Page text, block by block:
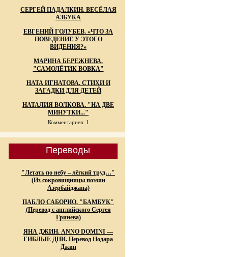
СЕРГЕЙ ПАДАЛКИН. ВЕСЁЛАЯ
АЗБУКА
ЕВГЕНИЙ ГОЛУБЕВ. «ЧТО ЗА
ПОВЕДЕНИЕ У ЭТОГО
ВИДЕНИЯ?»
МАРИНА БЕРЕЖНЕВА.
"САМОЛЁТИК ВОВКА"
НАТА ИГНАТОВА. СТИХИ И
ЗАГАДКИ ДЛЯ ДЕТЕЙ
НАТАЛИЯ ВОЛКОВА. "НА ДВЕ
МИНУТКИ..."
Комментариев: 1
Переводы
"Летать по небу – лёгкий труд…"
(Из сокровищницы поэзии
Азербайджана)
ПАБЛО САБОРИО. "БАМБУК"
(Перевод с английского Сергея
Гринева)
ЯНА ДЖИН. ANNO DOMINI —
ГИБЛЫЕ ДНИ. Перевод Нодара
Джин